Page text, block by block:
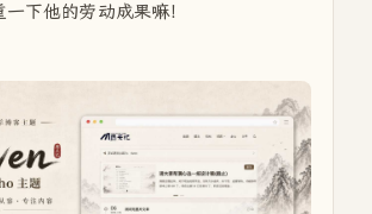
下他的劳动成果嘛！